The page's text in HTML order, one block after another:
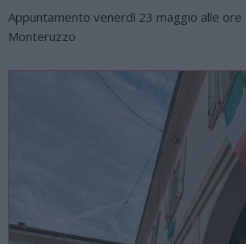
Appuntamento venerdì 23 maggio alle ore
Monteruzzo